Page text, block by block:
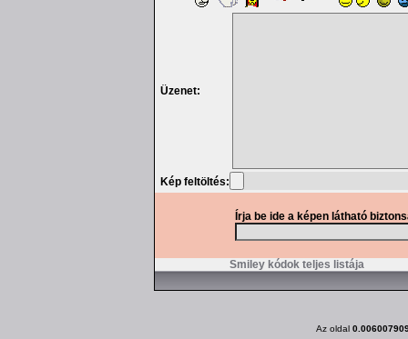
Üzenet:
Kép feltöltés:
Írja be ide a képen látható
Smiley kódok teljes listája
Az oldal